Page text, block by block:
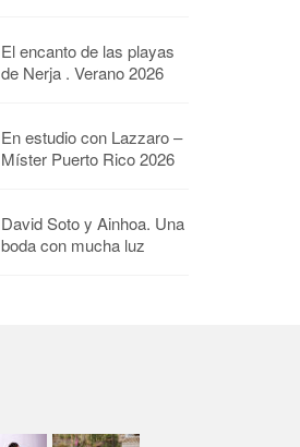
El encanto de las playas
de Nerja . Verano 2026
En estudio con Lazzaro –
Míster Puerto Rico 2026
David Soto y Ainhoa. Una
boda con mucha luz